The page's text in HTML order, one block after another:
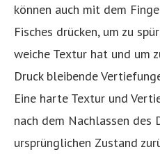
können auch mit dem
Fisches drücken, um zu
weiche Textur hat und um
Druck bleibende
Eine harte Textur und
nach dem Nachlassen des
ursprünglichen Zustand